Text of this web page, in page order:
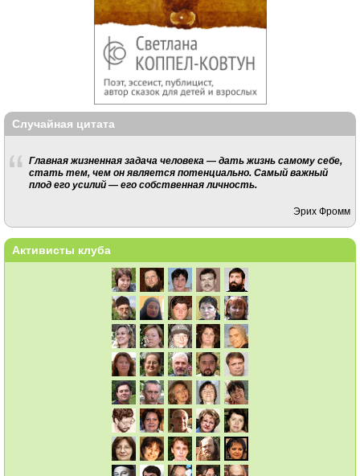
Случайная цитата
Главная жизненная задача человека — дать жизнь самому себе,
стать тем, чем он является потенциально. Самый важный
плод его усилий — его собственная личность.
Эрих Фромм
Активисты клуба